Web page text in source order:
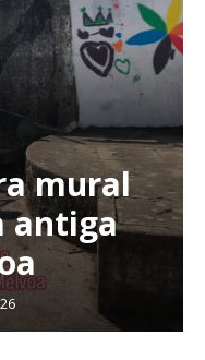
mural
antiga